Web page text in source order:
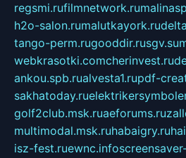
regsmi.rufilmnetwork.ru
h2o-salon.rumalutkayork.ru
tango-perm.rugooddir.rusgv.su
webkrasotki.comcherinvest.ru
ankou.spb.rualvesta1.rupdf-
sakhatoday.ru
golf2club.msk.ruaeforums.ru
multimodal.msk.ruhabaigry.ru
isz-fest.ruewnc.info